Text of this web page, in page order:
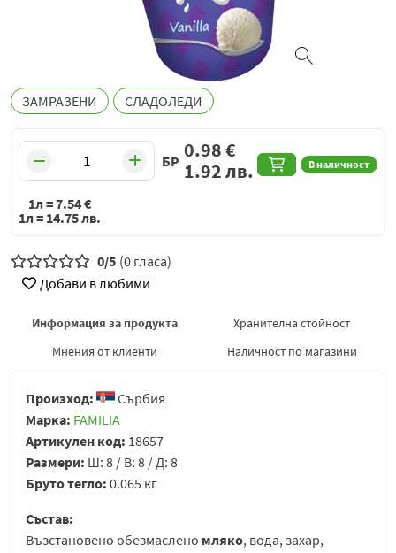
ЗАМРАЗЕНИ СЛАДОЛЕДИ
БР В наличност
0.98€
1.92лв.
1л =7.54€
1л = 14.75лв.
0/5 (0 гласа)
Добави в любими
Информация за продукта
Хранителна стойност
Мнения от клиенти
Наличност по магазини
Произход:
Сърбия
Марка: FAMILIA
Артикулен код: 18657
Размери: Ш: 8 / В: 8 / Д: 8
Бруто тегло: 0.065 кг
Състав:
Възстановено обезмаслено мляко, вода, захар,